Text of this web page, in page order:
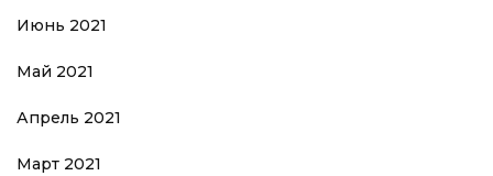
Июнь 2021
Май 2021
Апрель 2021
Март 2021